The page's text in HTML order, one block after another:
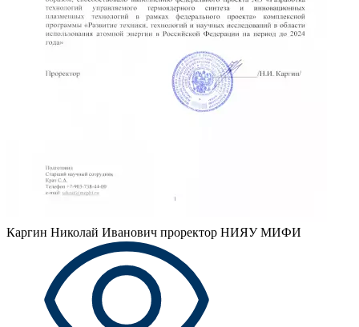
Каргин Николай Иванович проректор НИЯУ МИФИ